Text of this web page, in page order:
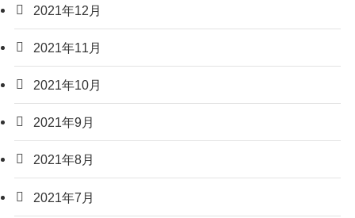
2021年12月
2021年11月
2021年10月
2021年9月
2021年8月
2021年7月